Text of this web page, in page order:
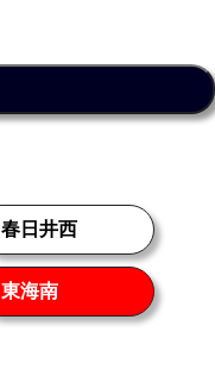
春日井西
東海南